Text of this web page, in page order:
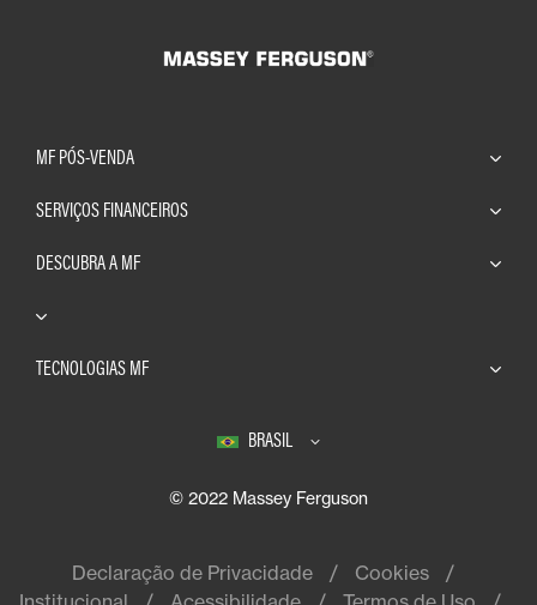
MF PÓS-VENDA
SERVIÇOS FINANCEIROS
DESCUBRA A MF
TECNOLOGIAS MF
BRASIL
© 2022 Massey Ferguson
Declaração de Privacidade
Cookies